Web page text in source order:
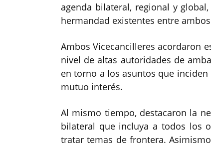
agenda bilateral, regional y
hermandad existentes entre
Ambos Vicecancilleres acordaron
nivel de altas autoridades de
en torno a los asuntos que
mutuo interés.
Al mismo tiempo, destacaron la
bilateral que incluya a todos los
tratar temas de frontera.